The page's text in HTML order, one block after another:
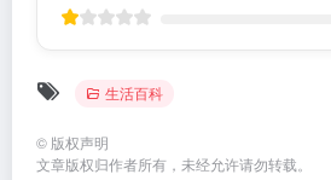
生活百科
© 版权声明
文章版权归作者所有，未经允许请勿转载。